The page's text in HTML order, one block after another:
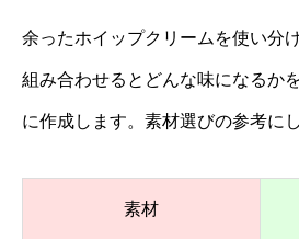
余ったホイップクリームを使い分
組み合わせるとどんな味になるか
に作成します。素材選びの参考に
素材